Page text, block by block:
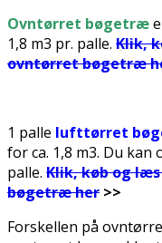
Ovntørret bøgetræ
1,8 m3 pr. palle. Klik,
ovntørret bøgetræ
1 palle lufttørret
for ca. 1,8 m3. Du
palle. Klik, køb og
bøgetræ her >>
Forskellen på